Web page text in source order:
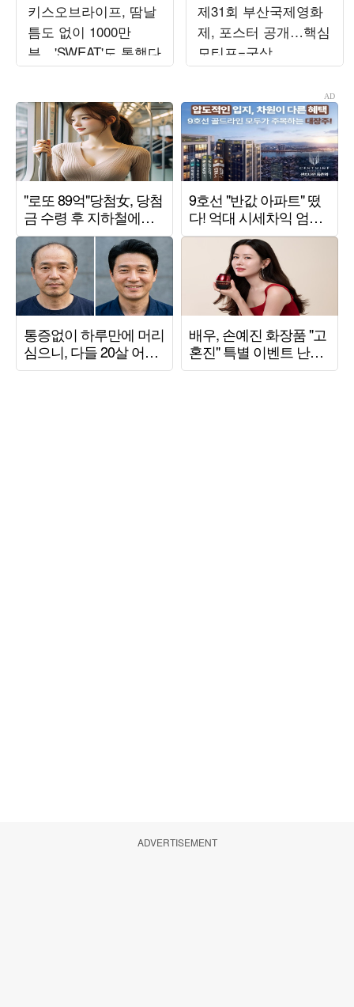
키스오브라이프, 땀날
틈도 없이 1000만
뷰…'SWEAT'도 통했다
제31회 부산국제영화
제, 포스터 공개…핵심
모티프=군상
ADVERTISEMENT